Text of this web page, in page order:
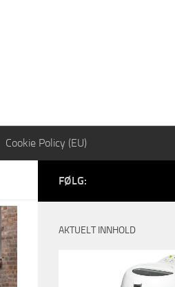
Cookie Policy (EU)
FØLG:
AKTUELT INNHOLD